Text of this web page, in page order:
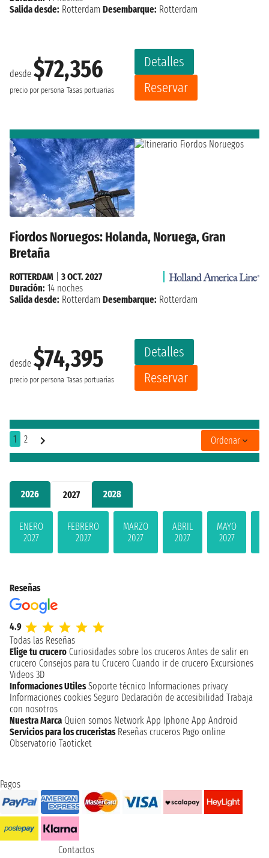
2026 2027 2028
ENERO
2027
FEBRERO
2027
MARZO
2027
ABRIL
2027
MAYO
2027
desde $72,356
precio por persona Tasas portuarias
Detalles
Reservar
Salida desde: Rotterdam Desembarque: Rotterdam
Fiordos Noruegos: Holanda, Noruega, Gran
Bretaña
desde $74,395
precio por persona Tasas portuarias
Detalles
Reservar
ROTTERDAM
3 OCT. 2027
Duración: 14 noches
Salida desde: Rotterdam Desembarque: Rotterdam
1 2 Ordenar
Reseñas
4.9
Todas las Reseñas
Elige tu crucero Curiosidades sobre los cruceros Antes de salir en
crucero Consejos para tu Crucero Cuando ir de crucero Excursiones
Videos 3D
Informaciones Utiles Soporte técnico Informaciones privacy
Informaciones cookies Seguro Declaración de accesibilidad Trabaja
con nosotros
Nuestra Marca Quien somos Network App Iphone App Android
Servicios para los cruceristas Reseñas cruceros Pago online
Observatorio Taoticket
Pagos
Contactos